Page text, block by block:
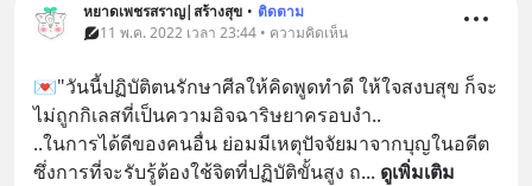
หยาดเพชรสราญ|สร้างสุข • ติดตาม
11 พ.ค. 2022 เวลา 23:44 • ความคิดเห็น
💌"วันนี้ปฏิบัติตนรักษาศีลให้คิดพูดทำดี ให้ใจสงบสุข ก็จะ
ไม่ถูกกิเลสที่เป็นความอิจฉาริษยาครอบงำ..
..ในการได้ดีของคนอื่น ย่อมมีเหตุปัจจัยมาจากบุญในอดีต
ซึ่งการที่จะรับรู้ต้องใช้จิตที่ปฏิบัติขั้นสูง ถ... ดูเพิ่มเติม